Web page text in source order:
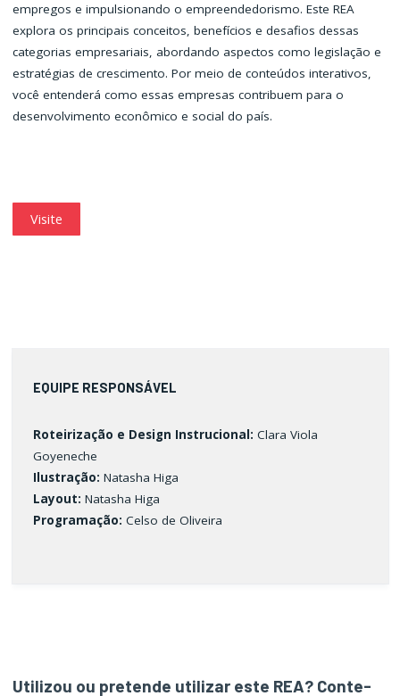
empregos e impulsionando o empreendedorismo. Este REA
explora os principais conceitos, benefícios e desafios dessas
categorias empresariais, abordando aspectos como legislação e
estratégias de crescimento. Por meio de conteúdos interativos,
você entenderá como essas empresas contribuem para o
desenvolvimento econômico e social do país.
Visite
EQUIPE RESPONSÁVEL
Roteirização e Design Instrucional: Clara Viola
Goyeneche
Ilustração: Natasha Higa
Layout: Natasha Higa
Programação: Celso de Oliveira
Utilizou ou pretende utilizar este REA? Conte-